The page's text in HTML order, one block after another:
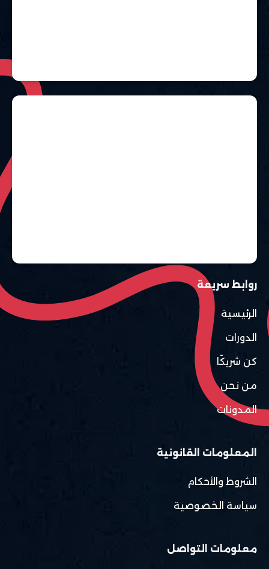
روابط سريعة
الرئيسية
الدورات
كن شريكًا
من نحن
المدونات
المعلومات القانونية
الشروط والأحكام
سياسة الخصوصية
معلومات التواصل